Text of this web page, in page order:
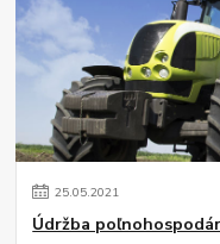
25.05.2021
Údržba